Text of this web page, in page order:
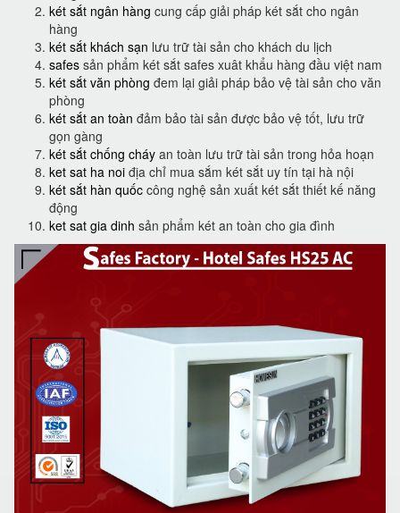
két sắt ngân hàng cung cấp giải pháp két sắt cho ngân
hàng
két sắt khách sạn lưu trữ tài sản cho khách du lịch
safes sản phẩm két sắt safes xuât khẩu hàng đầu việt nam
két sắt văn phòng đem lại giải pháp bảo vệ tài sản cho văn
phòng
két sắt an toàn đảm bảo tài sản được bảo vệ tốt, lưu trữ
gọn gàng
két sắt chống cháy an toàn lưu trữ tài sản trong hỏa hoạn
ket sat ha noi địa chỉ mua sắm két sắt uy tín tại hà nội
két sắt hàn quốc công nghệ sản xuất két sắt thiết kế năng
động
ket sat gia dinh sản phẩm két an toàn cho gia đình